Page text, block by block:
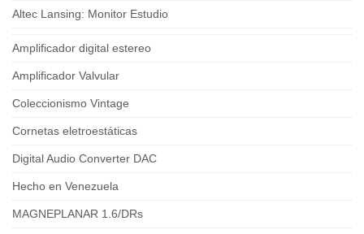
Altec Lansing: Monitor Estudio
Amplificador digital estereo
Amplificador Valvular
Coleccionismo Vintage
Cornetas eletroestáticas
Digital Audio Converter DAC
Hecho en Venezuela
MAGNEPLANAR 1.6/DRs